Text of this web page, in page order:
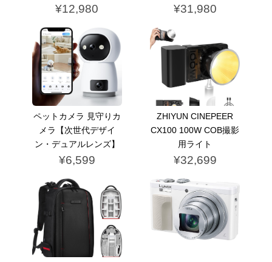
¥12,980 ¥31,980
ペットカメラ 見守りカ
メラ【次世代デザイ
ン・デュアルレンズ】
¥6,599
ZHIYUN CINEPEER
CX100 100W COB撮影
用ライト
¥32,699